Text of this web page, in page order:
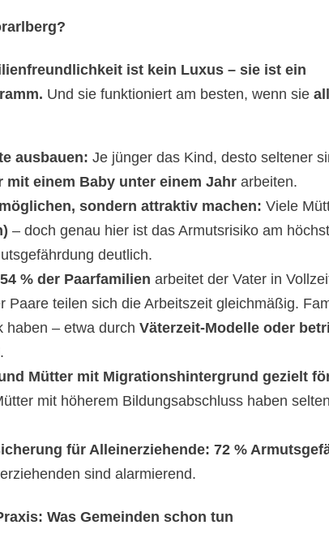
ist kein Luxus – sie ist ein
Und sie funktioniert am besten, wenn sie
ausbauen: Je jünger das Kind, desto seltener
mit einem Baby unter einem Jahr arbeiten.
sondern attraktiv machen: Viele
– doch genau hier ist das Armutsrisiko am
deutlich.
54 % der Paarfamilien arbeitet der Vater in
Paare teilen sich die Arbeitszeit gleichmäßig.
haben – etwa durch Väterzeit-Modelle oder
.
Mütter mit Migrationshintergrund gezielt
mit höherem Bildungsabschluss haben
für Alleinerziehende: 72 %
sind alarmierend.
Was Gemeinden schon tun